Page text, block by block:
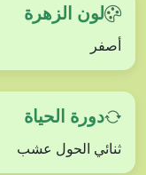
لون الزهرة
أصفر
دورة الحياة
ثنائي الحول عشب